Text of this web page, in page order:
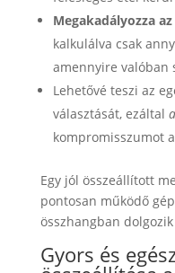
Megakadályozza
kalkulálva csak
amennyire valóban
Lehetővé teszi az
választását, ezáltal
kompromisszumot
Egy jól összeállított
pontosan működő
összhangban
Gyors és